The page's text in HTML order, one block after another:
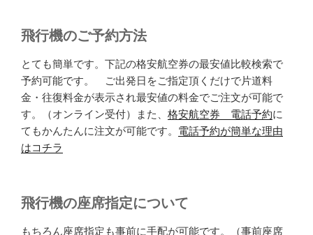
飛行機のご予約方法
とても簡単です。下記の格安航空券の最安値比較検索で
予約可能です。 ご出発日をご指定頂くだけで片道料
金・往復料金が表示され最安値の料金でご注文が可能で
す。（オンライン受付）また、 格安航空券 電話予約に
てもかんたんに注文が可能です。 電話予約が簡単な理由
はコチラ
飛行機の座席指定について
もちろん座席指定も事前に手配が可能です。（事前座席